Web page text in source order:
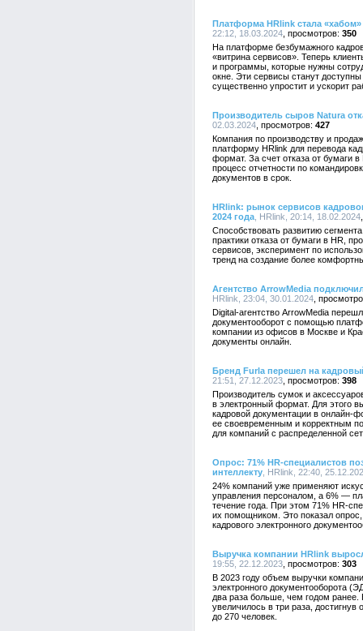
Платформа HRlink стала
22:12, 18.03.2024
350
На платформе безбумажного
«витрина сервисов». Теперь
и программы, которые нужны
окне. Эти сервисы станут
существенно упростит и ускорит
Производитель сыров Natura
02.03.2024
427
Компания по производству и
платформу HRlink для перевода
формат. За счет отказа от бумаги
процесс отчетности по
документов в срок.
HRlink: рынок сервисов
2024 года , HRlink, 20:14, 18.02.2024
Способствовать развитию
практики отказа от бумаги в HR,
сервисов, эксперимент по
тренд на создание более
Агентство ArrowMedia
HRlink, 23:04, 30.01.2024
Digital-агентство ArrowMedia
документооборот с помощью
компании из офисов в Москве и
документы онлайн.
Бренд Furla перешел на
21:51, 27.12.2023
398
Производитель сумок и
в электронный формат. Для этого
кадровой документации в онлайн-
ее своевременным и корректным
для компаний с распределенной
Опрос: 71% HR-специалистов
интеллекту , HRlink, 22:40,
24% компаний уже применяют
управления персоналом, а 6% —
течение года. При этом 71% HR-
их помощником. Это показал
кадрового электронного
Выручка компании HRlink
19:55, 22.12.2023
303
В 2023 году объем выручки
электронного документооборота
два раза больше, чем годом
увеличилось в три раза,
до 270 человек.